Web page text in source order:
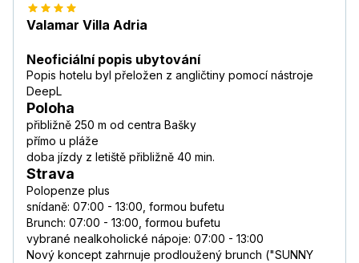
Valamar Villa Adria
Neoficiální popis ubytování
Popis hotelu byl přeložen z angličtiny pomocí nástroje
DeepL
Poloha
přibližně 250 m od centra Bašky
přímo u pláže
doba jízdy z letiště přibližně 40 min.
Strava
Polopenze plus
snídaně: 07:00 - 13:00, formou bufetu
Brunch: 07:00 - 13:00, formou bufetu
vybrané nealkoholické nápoje: 07:00 - 13:00
Nový koncept zahrnuje prodloužený brunch ("SUNNY